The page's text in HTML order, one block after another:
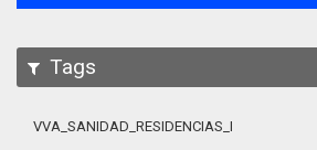
Tags
VVA_SANIDAD_RESIDENCIAS_MAYORES_105